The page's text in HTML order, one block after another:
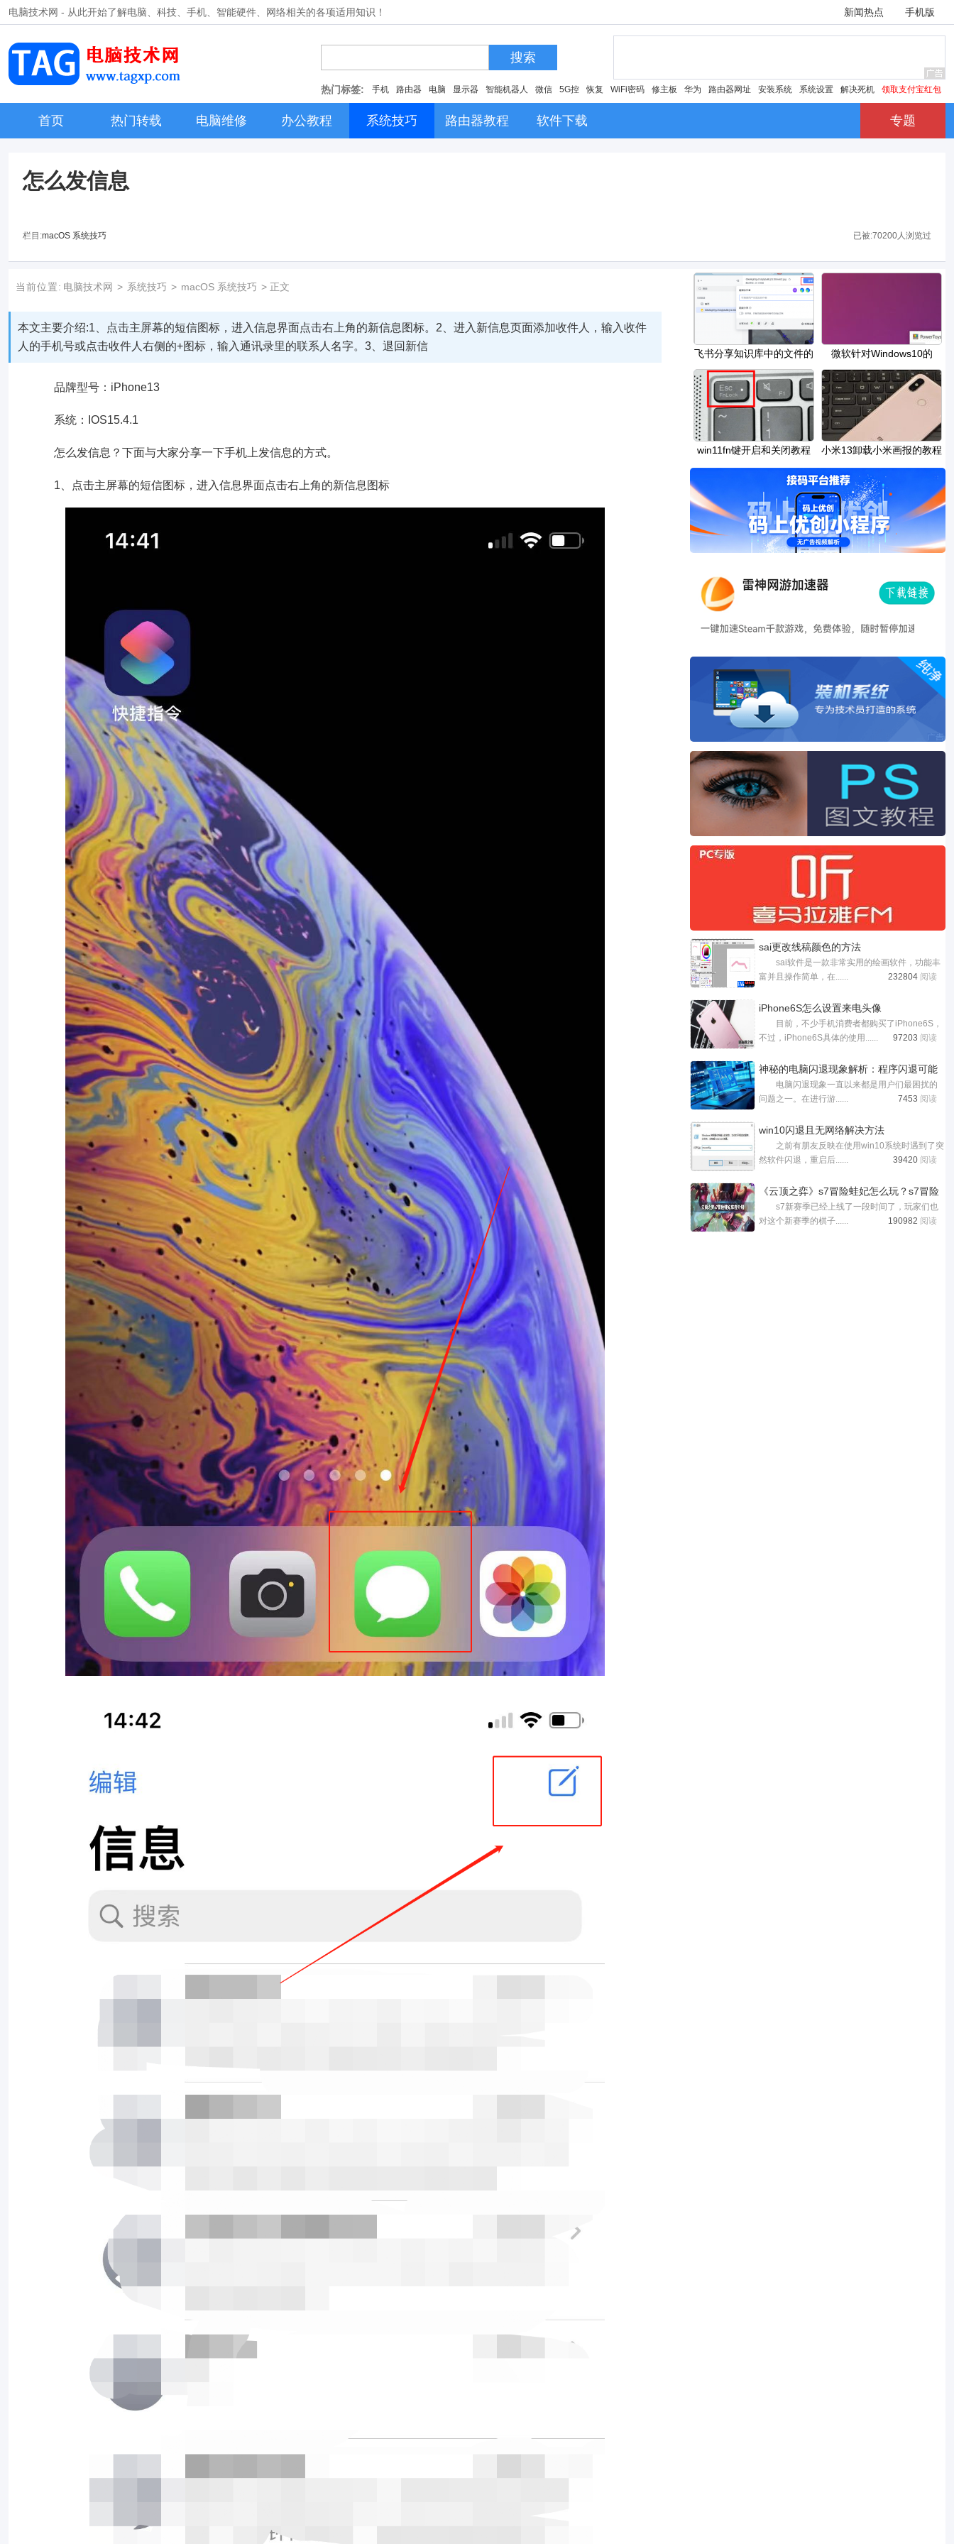
电脑技术网 - 从此开始了解电脑、科技、手机、智能硬件、网络相关的各项适用知识！ 新闻热点 手机版
搜索
热门标签: 手机 路由器 电脑 显示器 智能机器人 微信 5G控 恢复 WiFi密码 修主板 华为 路由器网址 安装系统 系统设置 解决死机 领取支付宝红包
首页 热门转载 电脑维修 办公教程 系统技巧 路由器教程 软件下载 专题
怎么发信息
栏目:macOS 系统技巧 已被:70200人浏览过
当前位置: 电脑技术网 > 系统技巧 > macOS 系统技巧 > 正文
本文主要介绍:1、点击主屏幕的短信图标，进入信息界面点击右上角的新信息图标。2、进入新信息页面添加收件人，输入收件
人的手机号或点击收件人右侧的+图标，输入通讯录里的联系人名字。3、退回新信
品牌型号：iPhone13
系统：IOS15.4.1
怎么发信息？下面与大家分享一下手机上发信息的方式。
1、点击主屏幕的短信图标，进入信息界面点击右上角的新信息图标
飞书分享知识库中的文件的
方法
微软针对Windows10的
PowerToys获得了具有新功
win11fn键开启和关闭教程 小米13卸载小米画报的教程
sai更改线稿颜色的方法
sai软件是一款非常实用的绘画软件，功能丰
富并且操作简单，在......
232804 阅读
iPhone6S怎么设置来电头像
目前，不少手机消费者都购买了iPhone6S，
不过，iPhone6S具体的使用......
97203 阅读
神秘的电脑闪退现象解析：程序闪退可能
电脑闪退现象一直以来都是用户们最困扰的
问题之一。在进行游......
7453 阅读
win10闪退且无网络解决方法
之前有朋友反映在使用win10系统时遇到了突
然软件闪退，重启后......
39420 阅读
《云顶之弈》s7冒险蛙妃怎么玩？s7冒险
s7新赛季已经上线了一段时间了，玩家们也
对这个新赛季的棋子......
190982 阅读